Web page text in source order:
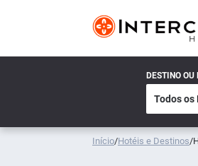
DESTINO OU
Início/Hotéis e Destinos/